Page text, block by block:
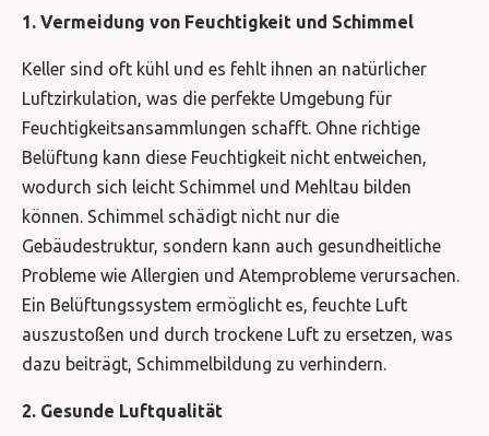
1. Vermeidung von Feuchtigkeit und Schimmel
Keller sind oft kühl und es fehlt ihnen an natürlicher
Luftzirkulation, was die perfekte Umgebung für
Feuchtigkeitsansammlungen schafft. Ohne richtige
Belüftung kann diese Feuchtigkeit nicht entweichen,
wodurch sich leicht Schimmel und Mehltau bilden
können. Schimmel schädigt nicht nur die
Gebäudestruktur, sondern kann auch gesundheitliche
Probleme wie Allergien und Atemprobleme verursachen.
Ein Belüftungssystem ermöglicht es, feuchte Luft
auszustoßen und durch trockene Luft zu ersetzen, was
dazu beiträgt, Schimmelbildung zu verhindern.
2. Gesunde Luftqualität